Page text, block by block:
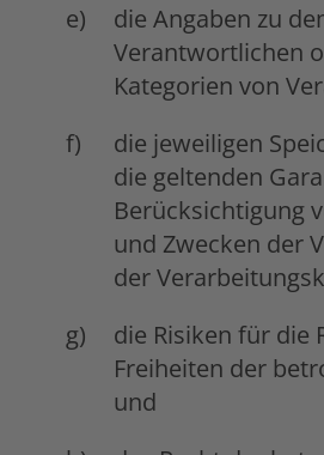
die Angaben zu
Verantwortlichen
Kategorien von
die jeweiligen
die geltenden
Berücksichtigung
und Zwecken der
der
die Risiken für die
Freiheiten der
und